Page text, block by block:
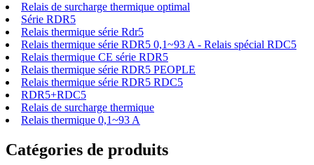
Relais de surcharge thermique optimal
Série RDR5
Relais thermique série Rdr5
Relais thermique série RDR5 0,1~93 A - Relais spécial RDC5
Relais thermique CE série RDR5
Relais thermique série RDR5 PEOPLE
Relais thermique série RDR5 RDC5
RDR5+RDC5
Relais de surcharge thermique
Relais thermique 0,1~93 A
Catégories de produits